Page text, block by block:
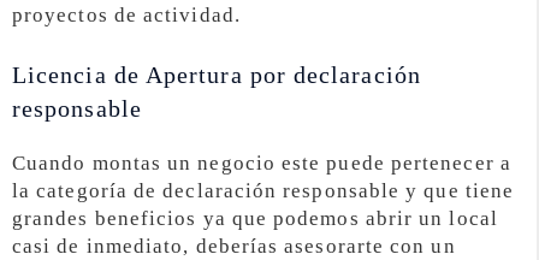
proyectos de actividad.
Licencia de Apertura por declaración
responsable
Cuando montas un negocio este puede pertenecer a
la categoría de declaración responsable y que tiene
grandes beneficios ya que podemos abrir un local
casi de inmediato, deberías asesorarte con un